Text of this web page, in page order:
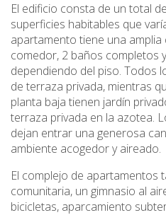
El edificio consta de un total
superficies habitables que
apartamento tiene una
comedor, 2 baños completos
dependiendo del piso. Todos
de terraza privada, mientras
planta baja tienen jardín
terraza privada en la azotea.
dejan entrar una generosa
ambiente acogedor y aireado.
El complejo de apartamentos
comunitaria, un gimnasio al
bicicletas, aparcamiento